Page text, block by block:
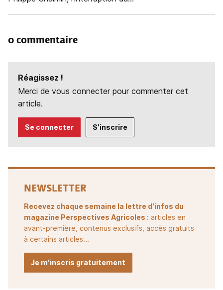
0 commentaire
Réagissez !
Merci de vous connecter pour commenter cet
article.
Se connecter S'inscrire
NEWSLETTER
Recevez chaque semaine la lettre d'infos du
magazine Perspectives Agricoles : articles en
avant-première, contenus exclusifs, accès gratuits
à certains articles...
Je m'inscris gratuitement